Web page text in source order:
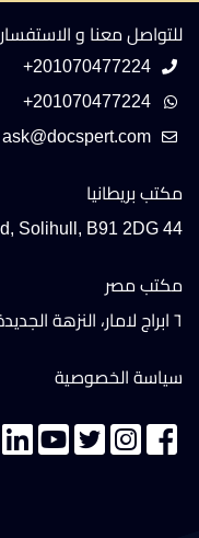
للتواصل معنا و الاستفسار
+201070477224
+201070477224
مكتب بريطانيا
44 Buryfield Road, Solihull, B91 2DG
مكتب مصر
٦ ابراج لامار، النزهة الجديدة، القاهرة
سياسة الخصوصية